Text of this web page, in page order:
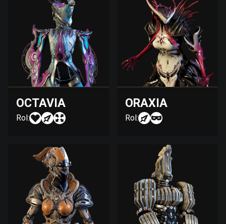
OCTAVIA
Rol:
ORAXIA
Rol: